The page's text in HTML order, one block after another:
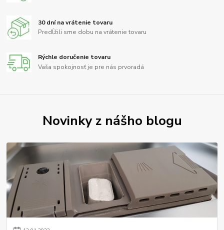
30 dní na vrátenie tovaru
Predĺžili sme dobu na vrátenie tovaru
Rýchle doručenie tovaru
Vaša spokojnosť je pre nás prvoradá
Novinky z nášho blogu